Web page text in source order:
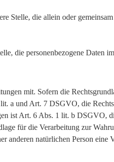
Stelle, die allein oder
die personenbezogene Daten
mit. Sofern die
a und Art. 7 DSGVO, die
ist Art. 6 Abs. 1 lit. b DSGVO,
für die Verarbeitung zur
natürlichen Person eine